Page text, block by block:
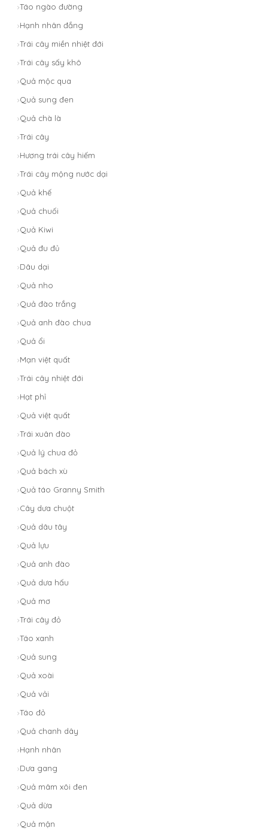
Táo ngào đường
Hạnh nhân đắng
Trái cây miền nhiệt đới
Trái cây sấy khô
Quả mộc qua
Quả sung đen
Quả chà là
Trái cây
Hương trái cây hiếm
Trái cây mộng nước dại
Quả khế
Quả chuối
Quả Kiwi
Quả đu đủ
Dâu dại
Quả nho
Quả đào trắng
Quả anh đào chua
Quả ổi
Mạn việt quất
Trái cây nhiệt đới
Hạt phỉ
Quả việt quất
Trái xuân đào
Quả lý chua đỏ
Quả bách xù
Quả táo Granny Smith
Cây dưa chuột
Quả dâu tây
Quả lựu
Quả anh đào
Quả dưa hấu
Quả mơ
Trái cây đỏ
Táo xanh
Quả sung
Quả xoài
Quả vải
Táo đỏ
Quả chanh dây
Hạnh nhân
Dưa gang
Quả mâm xôi đen
Quả dừa
Quả mận